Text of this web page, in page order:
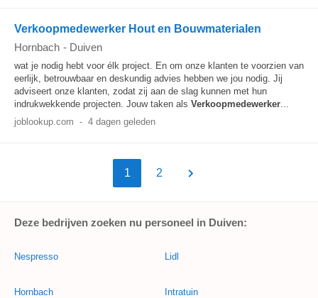
Verkoopmedewerker Hout en Bouwmaterialen
Hornbach - Duiven
wat je nodig hebt voor élk project. En om onze klanten te voorzien van
eerlijk, betrouwbaar en deskundig advies hebben we jou nodig. Jij
adviseert onze klanten, zodat zij aan de slag kunnen met hun
indrukwekkende projecten. Jouw taken als Verkoopmedewerker...
joblookup.com - 4 dagen geleden
1 2
Deze bedrijven zoeken nu personeel in Duiven:
Nespresso
Hornbach
Lidl
Intratuin